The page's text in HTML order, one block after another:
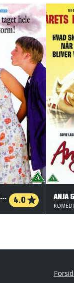
KÆRLIGHED VED FØRSTE HIK 4.0